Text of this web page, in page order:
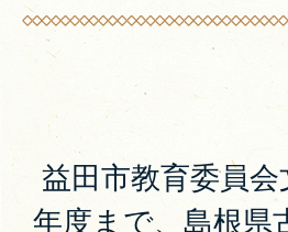
益田市教育委員
年度まで、島根県